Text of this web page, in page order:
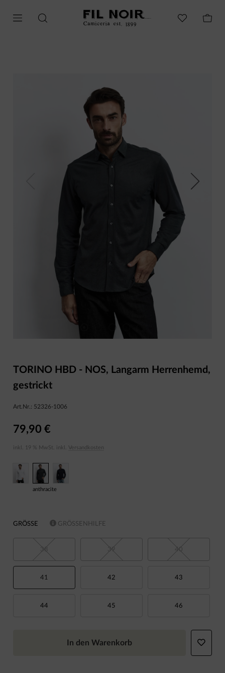
Next
TORINO HBD - NOS, Langarm Herrenhemd,
gestrickt
Art.Nr.: 52326-1006
79,90 €
inkl. 19 % MwSt. inkl. Versandkosten
anthracite
GRÖSSE GRÖSSENHILFE
41 42 43
44 45 46
In den Warenkorb